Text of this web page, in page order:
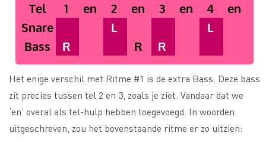
Tel 1 en 2 en 3 en 4
en
Snare
L
L
Bass
R R R
Het enige verschil met Ritme #1 is de extra Bass. Deze bass
zit precies tussen tel 2 en 3, zoals je ziet. Vandaar dat we
‘en’ overal als tel-hulp hebben toegevoegd. In woorden
uitgeschreven, zou het bovenstaande ritme er zo uitzien: